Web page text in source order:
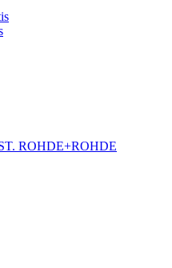
ROHDE+ROHDE